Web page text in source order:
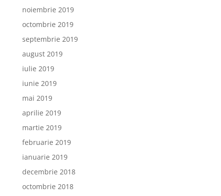
noiembrie 2019
octombrie 2019
septembrie 2019
august 2019
iulie 2019
iunie 2019
mai 2019
aprilie 2019
martie 2019
februarie 2019
ianuarie 2019
decembrie 2018
octombrie 2018